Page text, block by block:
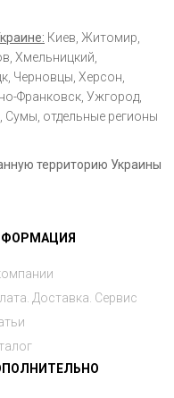
Киев, Житомир,
Хмельницкий,
Черновцы, Херсон,
Франковск, Ужгород,
Сумы, отдельные регионы
территорию Украины
Доставка. Сервис